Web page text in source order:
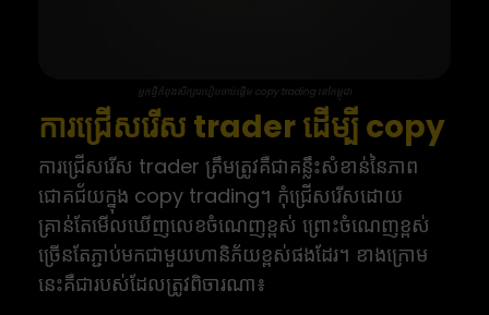
អ្នកថ្មីកំពុងសិក្សារបៀបចាប់ផ្តើម copy trading នៅកម្ពុជា
ការជ្រើសរើស trader ដើម្បី copy
ការជ្រើសរើស trader ត្រឹមត្រូវគឺជាគន្លឹះសំខាន់នៃភាព
ជោគជ័យក្នុង copy trading។ កុំជ្រើសរើសដោយ
គ្រាន់តែមើលឃើញលេខចំណេញខ្ពស់ ព្រោះចំណេញខ្ពស់
ច្រើនតែភ្ជាប់មកជាមួយហានិភ័យខ្ពស់ផងដែរ។ ខាងក្រោម
នេះគឺជារបស់ដែលត្រូវពិចារណា៖